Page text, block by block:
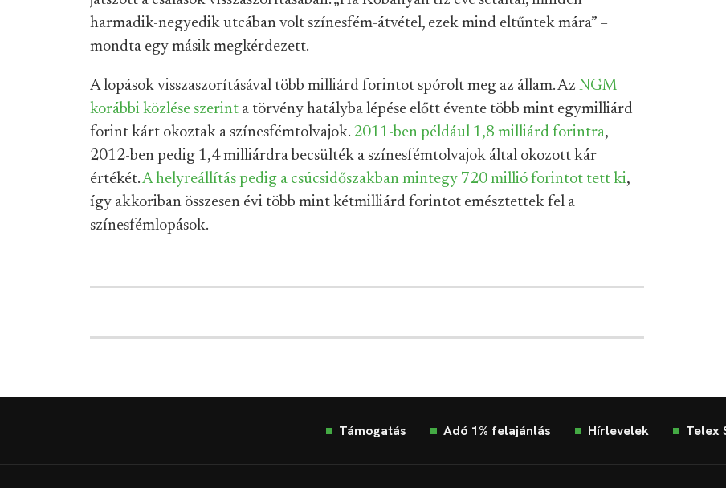
harmadik-negyedik utcában volt színesfém-átvétel, ezek mind eltűntek mára” –
mondta egy másik megkérdezett.
A lopások visszaszorításával több milliárd forintot spórolt meg az állam. Az NGM
korábbi közlése szerint a törvény hatályba lépése előtt évente több mint egymilliárd
forint kárt okoztak a színesfémtolvajok. 2011-ben például 1,8 milliárd forintra,
2012-ben pedig 1,4 milliárdra becsülték a színesfémtolvajok által okozott kár
értékét.A helyreállítás pedig a csúcsidőszakban mintegy 720 millió forintot tett ki,
így akkoriban összesen évi több mint kétmilliárd forintot emésztettek fel a
színesfémlopások.
Támogatás Adó 1% felajánlás Hírlevelek Telex